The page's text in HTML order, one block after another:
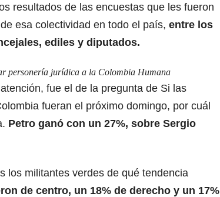
resultados de las encuestas que les fueron
esa colectividad en todo el país, entre los
ediles y diputados.
personería jurídica a la Colombia Humana
fue el de la pregunta de Si las
fueran el próximo domingo, por cuál
Petro ganó con un 27%, sobre Sergio
los militantes verdes de qué tendencia
de centro, un 18% de derecho y un 17%